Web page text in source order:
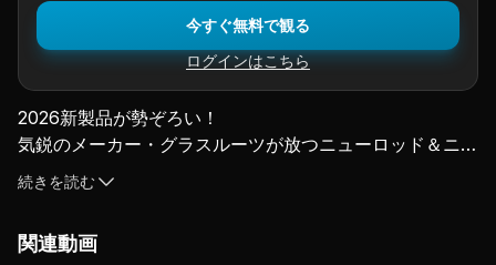
今すぐ無料で観る
ログインはこちら
2026新製品が勢ぞろい！
気鋭のメーカー・グラスルーツが放つニューロッド＆ニュ
ールアー。
解説していただくのは、ルアー担当・井佐知之さんと、ロ
ロッドのエンゲージナイヴスでは、
続きを読む
関連動画